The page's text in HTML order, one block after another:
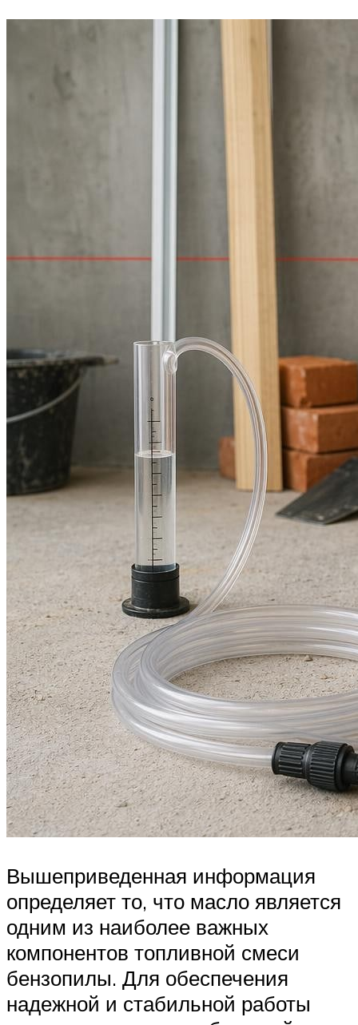
Вышеприведенная информация
определяет то, что масло является
одним из наиболее важных
компонентов топливной смеси
бензопилы. Для обеспечения
надежной и стабильной работы